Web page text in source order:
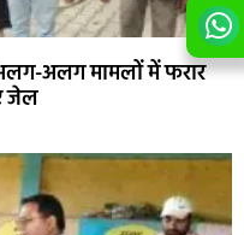
अलग मामलों में फरार
जेल